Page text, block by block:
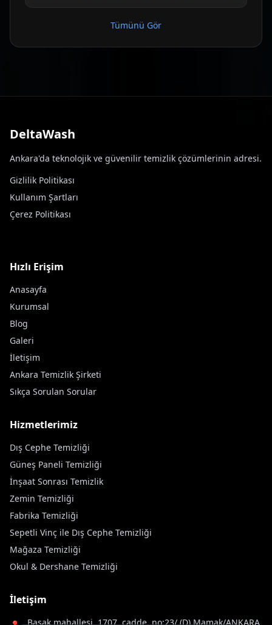
Tümünü Gör
DeltaWash
Ankara'da teknolojik ve güvenilir temizlik çözümlerinin adresi.
Gizlilik Politikası
Kullanım Şartları
Çerez Politikası
Hızlı Erişim
Anasayfa
Kurumsal
Blog
Galeri
İletişim
Ankara Temizlik Şirketi
Sıkça Sorulan Sorular
Hizmetlerimiz
Dış Cephe Temizliği
Güneş Paneli Temizliği
İnşaat Sonrası Temizlik
Zemin Temizliği
Fabrika Temizliği
Sepetli Vinç ile Dış Cephe Temizliği
Mağaza Temizliği
Okul & Dershane Temizliği
İletişim
Başak mahallesi, 1707. cadde, no:23/ (D) Mamak/ANKARA